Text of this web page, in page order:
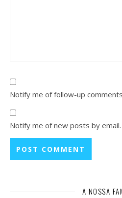
Notify me of follow-up
Notify me of new posts by email.
A NOSSA